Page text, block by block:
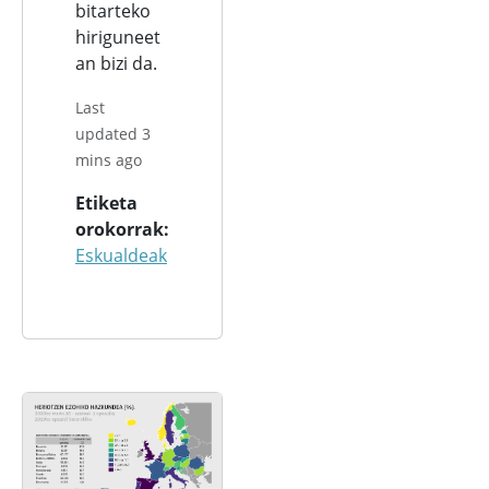
bitarteko
hiriguneet
an bizi da.
Last
updated 3
mins ago
Etiketa
orokorrak
Eskualdeak